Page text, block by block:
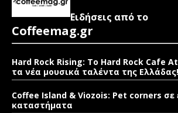
Ειδήσεις από το
Coffeemag.gr
Hard Rock Rising: Το Hard Rock Cafe
τα νέα μουσικά ταλέντα της Ελλάδας!
Coffee Island & Viozois: Pet corners σε
καταστήματα